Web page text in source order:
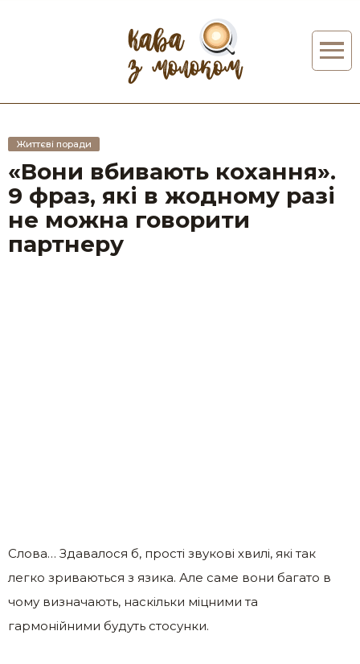
Життєві поради
«Вони вбивають кохання».
9 фраз, які в жодному разі
не можна говорити
партнеру
Слова… Здавалося б, прості звукові хвилі, які так
легко зриваються з язика. Але саме вони багато в
чому визначають, наскільки міцними та
гармонійними будуть стосунки.